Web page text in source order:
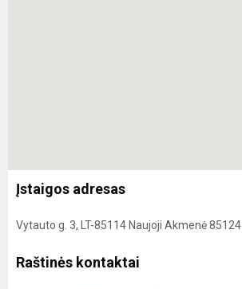
Įstaigos adresas
Vytauto g. 3, LT-85114 Naujoji Akmenė 85124
Raštinės kontaktai